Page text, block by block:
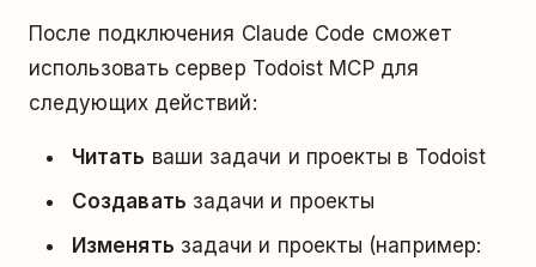
После подключения Claude Code сможет
использовать сервер Todoist MCP для
следующих действий:
Читать ваши задачи и проекты в Todoist
Создавать задачи и проекты
Изменять задачи и проекты (например: